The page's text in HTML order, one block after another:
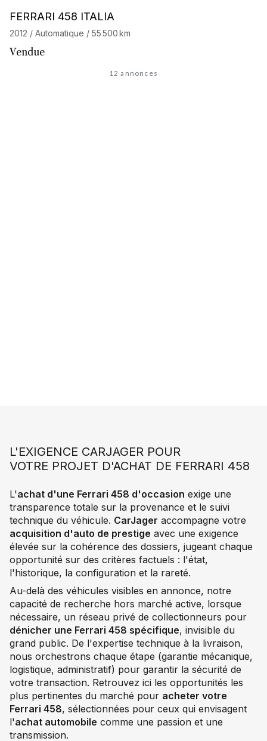
Barnes Exclusive
FERRARI 458 ITALIA
2012 / Automatique / 55 500 km
Vendue
12 annonces
L'EXIGENCE CARJAGER POUR
VOTRE PROJET D'ACHAT DE FERRARI 458
L'achat d'une Ferrari 458 d'occasion exige une
transparence totale sur la provenance et le suivi
technique du véhicule. CarJager accompagne votre
acquisition d'auto de prestige avec une exigence
élevée sur la cohérence des dossiers, jugeant chaque
opportunité sur des critères factuels : l'état,
l'historique, la configuration et la rareté.
Au-delà des véhicules visibles en annonce, notre
capacité de recherche hors marché active, lorsque
nécessaire, un réseau privé de collectionneurs pour
dénicher une Ferrari 458 spécifique, invisible du
grand public. De l'expertise technique à la livraison,
nous orchestrons chaque étape (garantie mécanique,
logistique, administratif) pour garantir la sécurité de
votre transaction. Retrouvez ici les opportunités les
plus pertinentes du marché pour acheter votre
Ferrari 458, sélectionnées pour ceux qui envisagent
l'achat automobile comme une passion et une
transmission.